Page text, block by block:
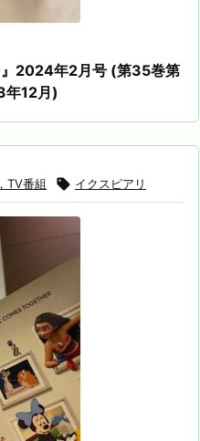
』2024年2月号 (第35巻第
年12月)
TV番組  イクスピアリ